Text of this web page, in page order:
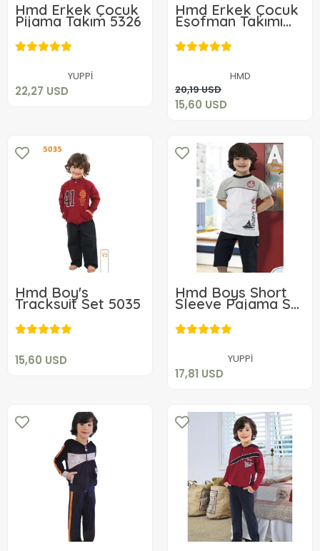
Hmd Erkek Çocuk
Pijama Takım 5326
YUPPİ
22,27 USD
22,27 USD
Add to cart
Hmd Erkek Çocuk
Eşofman Takımı
5035
HMD
20,19 USD
15,60 USD
15,60 USD
Add to cart
Hmd Boy's
Tracksuit Set 5035
15,60 USD
15,60 USD
Add to cart
Hmd Boys Short
Sleeve Pajama Set
5192
YUPPİ
17,81 USD
17,81 USD
Add to cart